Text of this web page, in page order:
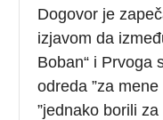
Dogovor je
izjavom da
Boban“ i Prvoga
odreda ”za
”jednako borili za